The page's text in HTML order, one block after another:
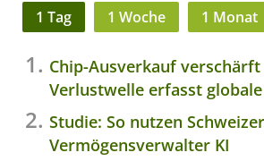
1 Tag 1 Woche 1 Monat
Chip-Ausverkauf
Verlustwelle erfasst
Studie: So nutzen Schweizer
Vermögensverwalter KI